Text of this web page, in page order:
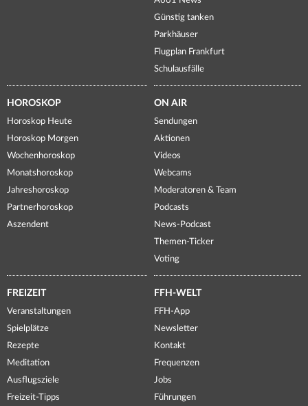
Günstig tanken
Parkhäuser
Flugplan Frankfurt
Schulausfälle
HOROSKOP
Horoskop Heute
Horoskop Morgen
Wochenhoroskop
Monatshoroskop
Jahreshoroskop
Partnerhoroskop
Aszendent
ON AIR
Sendungen
Aktionen
Videos
Webcams
Moderatoren & Team
Podcasts
News-Podcast
Themen-Ticker
Voting
FREIZEIT
Veranstaltungen
Spielplätze
Rezepte
Meditation
Ausflugsziele
Freizeit-Tipps
FFH-WELT
FFH-App
Newsletter
Kontakt
Frequenzen
Jobs
Führungen